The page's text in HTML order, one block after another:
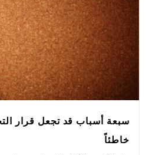
سبعة أسباب قد تجعل قرار
خاطئاً